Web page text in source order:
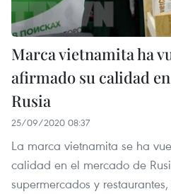
Marca vietnamita ha
afirmado su calidad
Rusia
25/09/2020 08:37
La marca vietnamita se ha
calidad en el mercado de
supermercados y